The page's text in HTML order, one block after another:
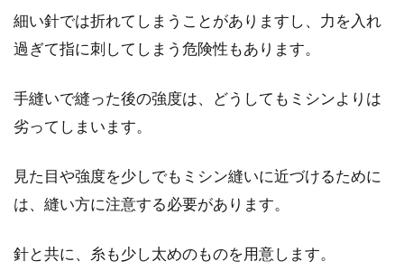
細い針では折れてしまうことがありますし、力を入れ
過ぎて指に刺してしまう危険性もあります。
手縫いで縫った後の強度は、どうしてもミシンよりは
劣ってしまいます。
見た目や強度を少しでもミシン縫いに近づけるために
は、縫い方に注意する必要があります。
針と共に、糸も少し太めのものを用意します。